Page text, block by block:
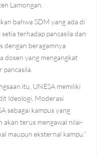
Lamongan.
bahwa SDM yang ada di
terhadap pancasila dan
dengan beragamnya
dosen yang mengangkat
itu, UNESA memiliki
Ideologi, Moderasi
sebagai kampus yang
akan terus mengawal nilai-
maupun eksternal kampu,”